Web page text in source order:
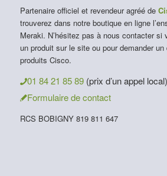
Partenaire officiel et revendeur agréé de
trouverez dans notre boutique en ligne
Meraki. N’hésitez pas à nous contacter si
un produit sur le site ou pour demander un
produits Cisco.
01 84 21 85 89 (prix d’un appel local)
Formulaire de contact
RCS BOBIGNY 819 811 647